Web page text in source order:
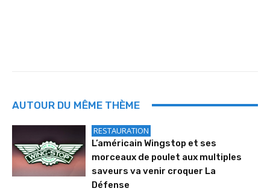
AUTOUR DU MÊME THÈME
RESTAURATION
L’américain Wingstop et ses
morceaux de poulet aux multiples
saveurs va venir croquer La
Défense